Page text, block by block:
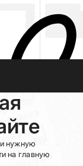
нужную
на главную